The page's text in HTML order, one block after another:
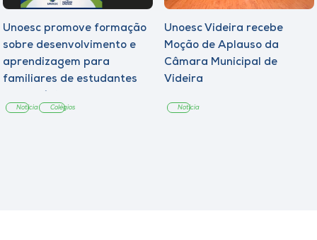
Unoesc promove formação
sobre desenvolvimento e
aprendizagem para
familiares de estudantes
Notícia Colégios
Unoesc Videira recebe
Moção de Aplauso da
Câmara Municipal de
Videira
Notícia